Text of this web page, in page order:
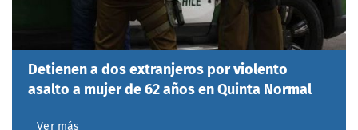
Detienen a dos extranjeros por violento
asalto a mujer de 62 años en Quinta Normal
Ver más